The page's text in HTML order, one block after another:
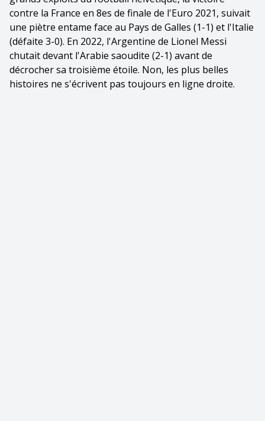
contre la France en 8es de finale de l'Euro 2021, suivait
une piètre entame face au Pays de Galles (1-1) et l'Italie
(défaite 3-0). En 2022, l'Argentine de Lionel Messi
chutait devant l'Arabie saoudite (2-1) avant de
décrocher sa troisième étoile. Non, les plus belles
histoires ne s'écrivent pas toujours en ligne droite.